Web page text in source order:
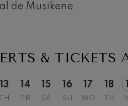
de Musikene
& TICKETS
13 14
FR
15
SA
16
SU
17
MO
18
TU